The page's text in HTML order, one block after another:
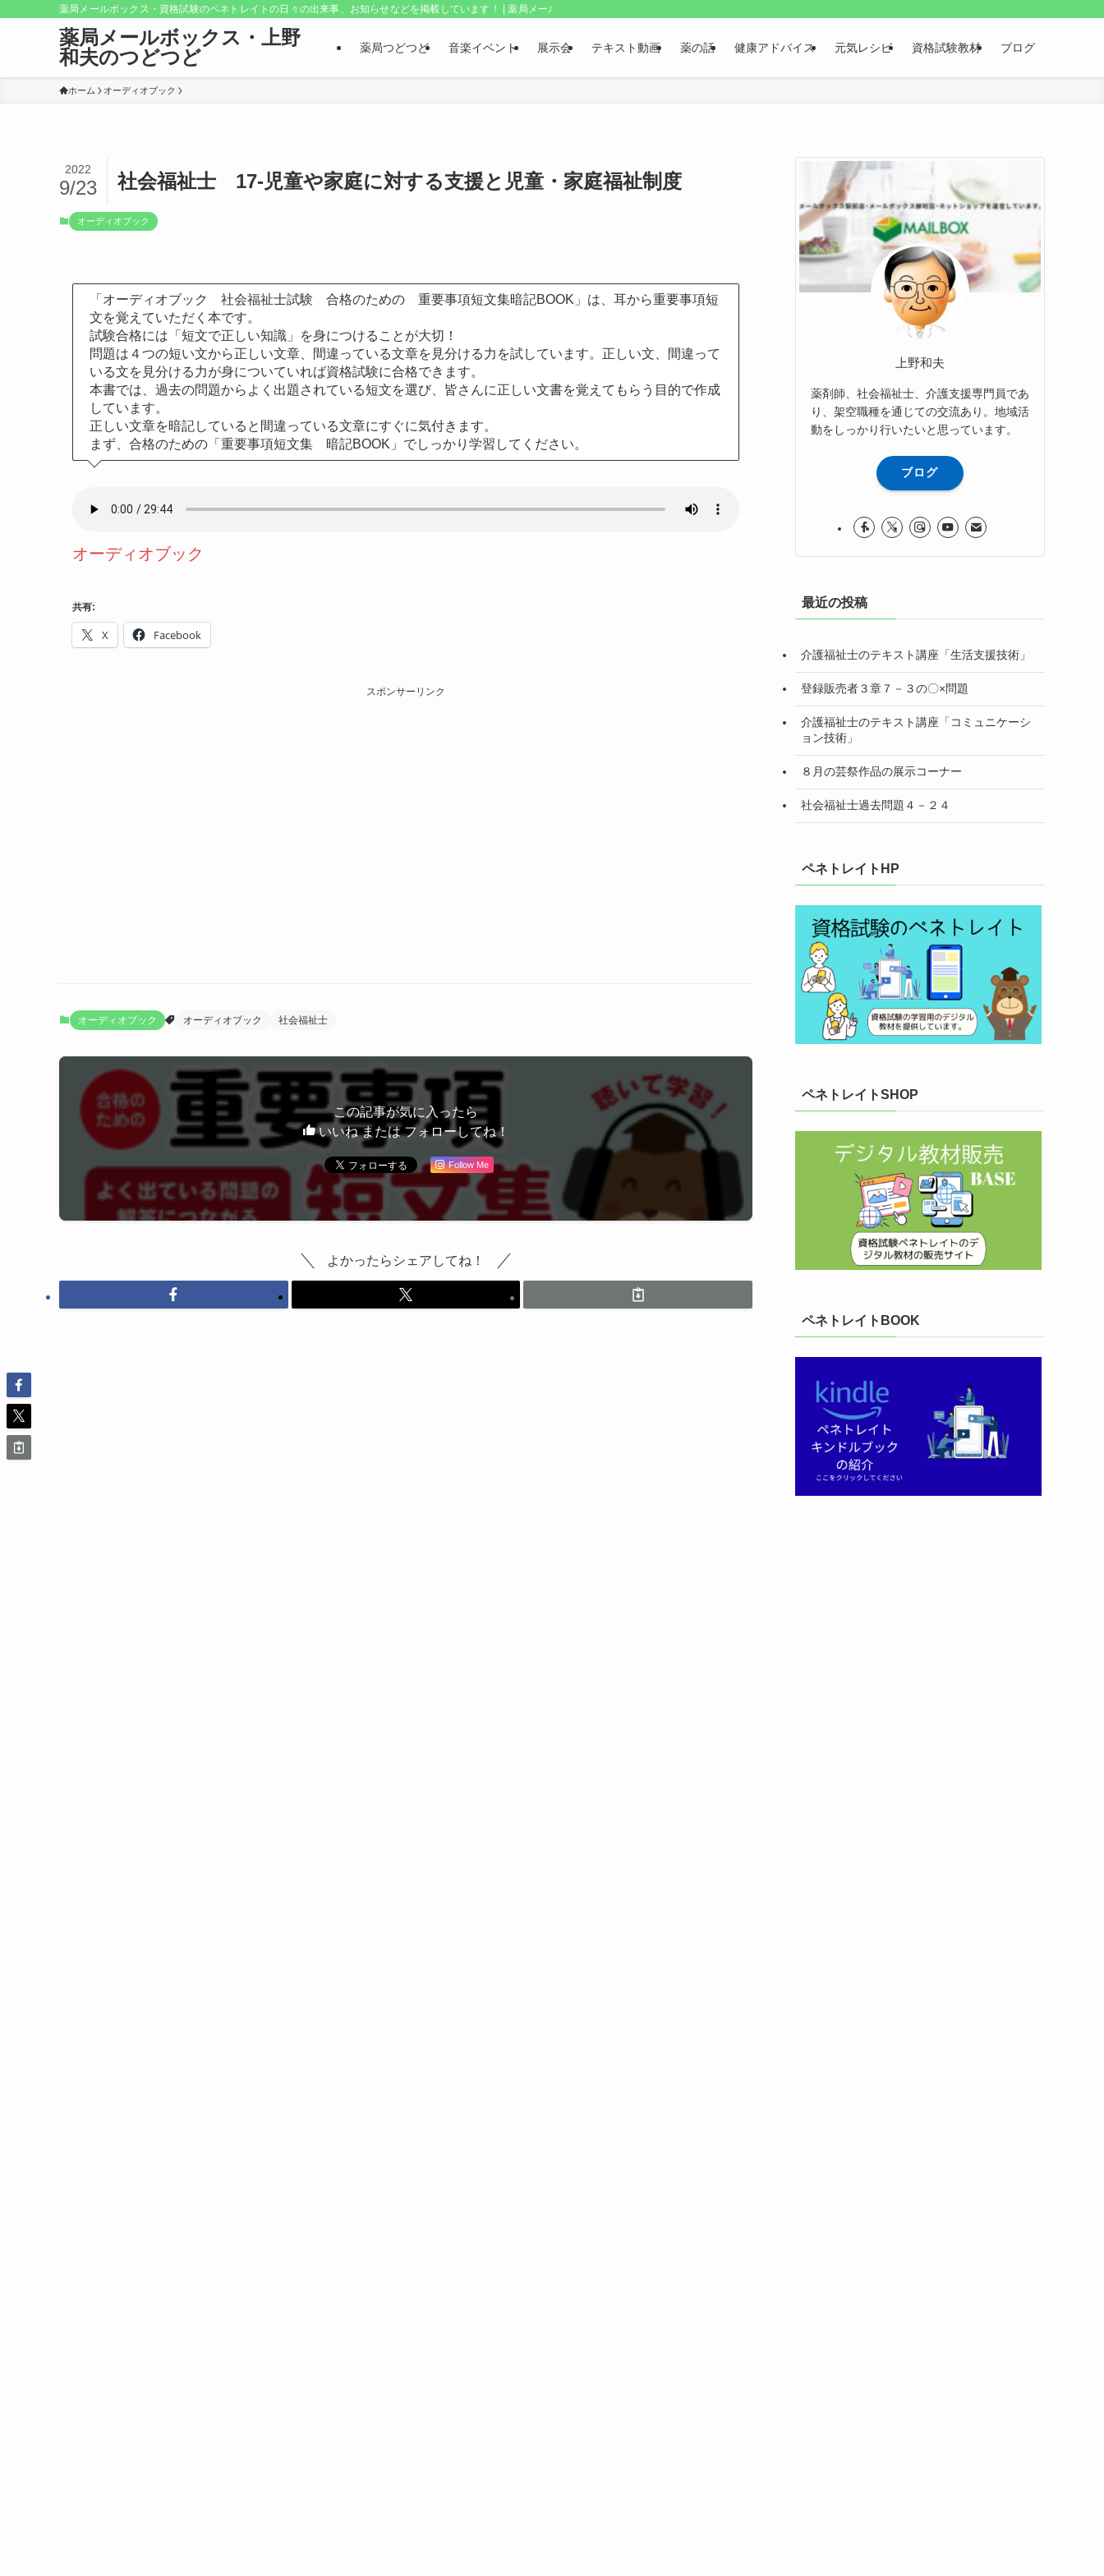
薬局メールボックス・資格試験のペネトレイトの日々の出来事、お知らせなどを掲載しています！ | 薬局メールボックス・上野和夫のつどつど
薬局メールボックス・上野
和夫のつどつど
薬局つどつど 音楽イベント 展示会 テキスト動画 薬の話 健康アドバイス 元気レシピ 資格試験教材 ブログ
ホーム オーディオブック
社会福祉士 17-児童や家庭に対する支援と児童・家庭福祉制度
2022
9/23
オーディオブック
「オーディオブック 社会福祉士試験 合格のための 重要事項短文集暗記BOOK」は、耳から重要事項短
文を覚えていただく本です。
試験合格には「短文で正しい知識」を身につけることが大切！
問題は４つの短い文から正しい文章、間違っている文章を見分ける力を試しています。正しい文、間違って
いる文を見分ける力が身についていれば資格試験に合格できます。
本書では、過去の問題からよく出題されている短文を選び、皆さんに正しい文書を覚えてもらう目的で作成
しています。
正しい文章を暗記していると間違っている文章にすぐに気付きます。
まず、合格のための「重要事項短文集 暗記BOOK」でしっかり学習してください。
オーディオブック
共有:
X Facebook
スポンサーリンク
オーディオブック オーディオブック 社会福祉士
この記事が気に入ったら
いいね または フォローしてね！
Follow Me
よかったらシェアしてね！
上野和夫
薬剤師、社会福祉士、介護支援専門員であ
り、架空職種を通じての交流あり。地域活
動をしっかり行いたいと思っています。
ブログ
最近の投稿
介護福祉士のテキスト講座「生活支援技術」
登録販売者３章７－３の〇×問題
介護福祉士のテキスト講座「コミュニケーシ
ョン技術」
８月の芸祭作品の展示コーナー
社会福祉士過去問題４－２４
ペネトレイトHP
ペネトレイトSHOP
ペネトレイトBOOK